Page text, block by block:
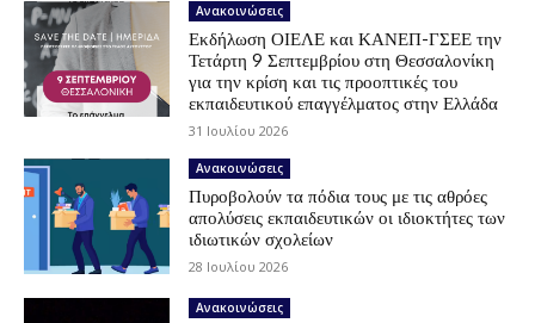
Ανακοινώσεις
Εκδήλωση ΟΙΕΛΕ και ΚΑΝΕΠ-ΓΣΕΕ την
Τετάρτη 9 Σεπτεμβρίου στη Θεσσαλονίκη
για την κρίση και τις προοπτικές του
εκπαιδευτικού επαγγέλματος στην Ελλάδα
31 Ιουλίου 2026
Ανακοινώσεις
Πυροβολούν τα πόδια τους με τις αθρόες
απολύσεις εκπαιδευτικών οι ιδιοκτήτες των
ιδιωτικών σχολείων
28 Ιουλίου 2026
Ανακοινώσεις